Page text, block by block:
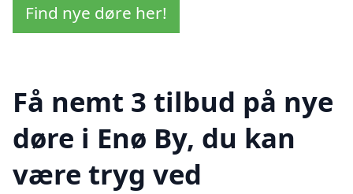
Find nye døre her!
Få nemt 3 tilbud på nye
døre i Enø By, du kan
være tryg ved